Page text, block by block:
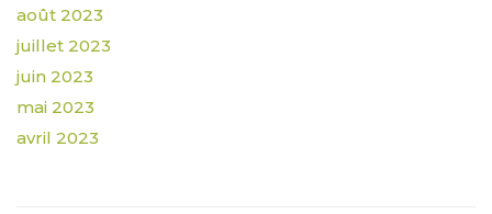
août 2023
juillet 2023
juin 2023
mai 2023
avril 2023